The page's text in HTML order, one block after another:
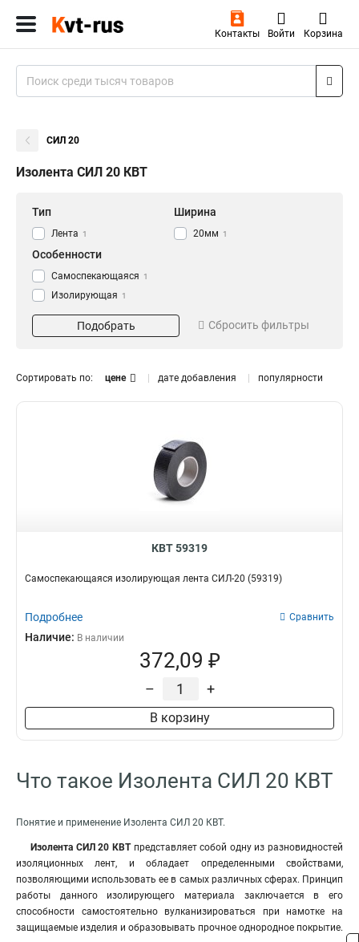
Контакты Войти Корзина
СИЛ 20
Изолента СИЛ 20 КВТ
Тип
Лента 1
Ширина
20мм 1
Особенности
Cамоспекающаяся 1
Изолирующая 1
Подобрать Сбросить фильтры
Сортировать по: цене дате добавления популярности
КВТ 59319
Cамоспекающаяся изолирующая лента СИЛ-20 (59319)
Подробнее Сравнить
Наличие: В наличии
372,09 ₽
– +
В корзину
Что такое Изолента СИЛ 20 КВТ
Понятие и применение Изолента СИЛ 20 КВТ.
Изолента СИЛ 20 КВТпредставляет собой одну из разновидностей
изоляционных лент, и обладает определенными свойствами,
позволяющими использовать ее в самых различных сферах. Принцип
работы данного изолирующего материала заключается в его
способности самостоятельно вулканизироваться при намотке на
защищаемые изделия и образовывать прочное однородное покрытие.